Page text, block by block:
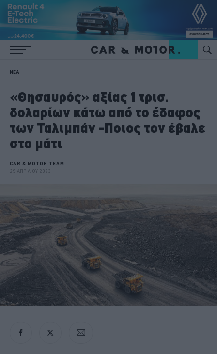
ΝΕΑ
«Θησαυρός» αξίας 1 τρισ.
δολαρίων κάτω από το έδαφος
των Ταλιμπάν -Ποιος τον έβαλε
στο μάτι
CAR & MOTOR TEAM
29 ΑΠΡΙΛΙΟΥ 2023